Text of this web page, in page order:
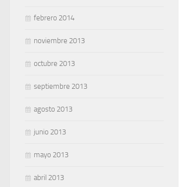
febrero 2014
noviembre 2013
octubre 2013
septiembre 2013
agosto 2013
junio 2013
mayo 2013
abril 2013